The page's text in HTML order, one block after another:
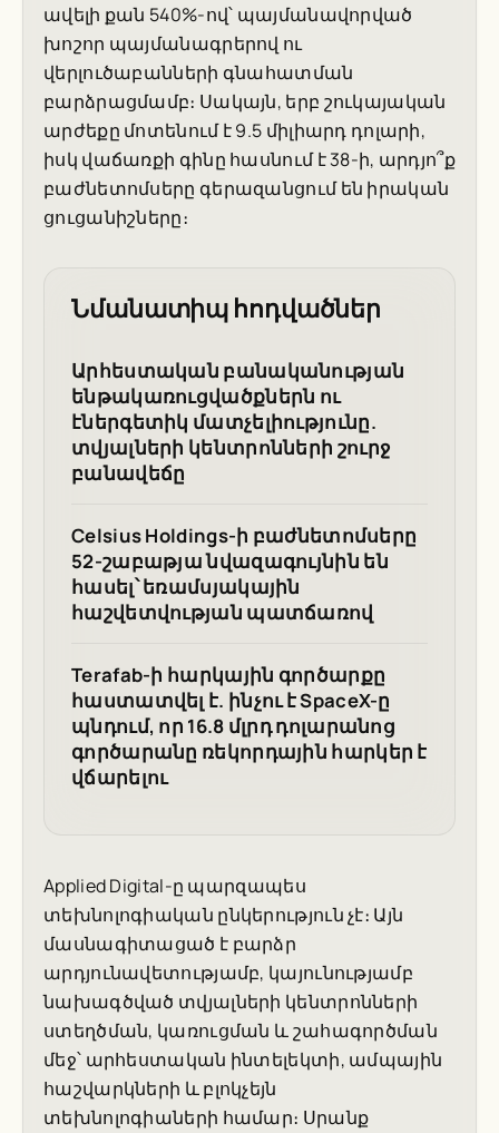
ավելի քան 540%-ով՝ պայմանավորված
խոշոր պայմանագրերով ու
վերլուծաբանների գնահատման
բարձրացմամբ։ Սակայն, երբ շուկայական
արժեքը մոտենում է 9.5 միլիարդ դոլարի,
իսկ վաճառքի գինը հասնում է 38-ի, արդյո՞ք
բաժնետոմսերը գերազանցում են իրական
ցուցանիշները։
Նմանատիպ հոդվածներ
Արհեստական բանականության
ենթակառուցվածքներն ու
էներգետիկ մատչելիությունը.
տվյալների կենտրոնների շուրջ
բանավեճը
Celsius Holdings-ի բաժնետոմսերը
52-շաբաթյա նվազագույնին են
հասել՝ եռամսյակային
հաշվետվության պատճառով
Terafab-ի հարկային գործարքը
հաստատվել է. ինչու է SpaceX-ը
պնդում, որ 16.8 մլրդ դոլարանոց
գործարանը ռեկորդային հարկեր է
վճարելու
Applied Digital-ը պարզապես
տեխնոլոգիական ընկերություն չէ։ Այն
մասնագիտացած է բարձր
արդյունավետությամբ, կայունությամբ
նախագծված տվյալների կենտրոնների
ստեղծման, կառուցման և շահագործման
մեջ՝ արհեստական ինտելեկտի, ամպային
հաշվարկների և բլոկչեյն
տեխնոլոգիաների համար։ Սրանք